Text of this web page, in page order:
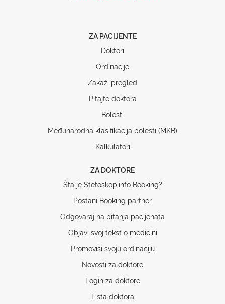
ZA PACIJENTE
Doktori
Ordinacije
Zakaži pregled
Pitajte doktora
Bolesti
Međunarodna klasifikacija bolesti (MKB)
Kalkulatori
ZA DOKTORE
Šta je Stetoskop.info Booking?
Postani Booking partner
Odgovaraj na pitanja pacijenata
Objavi svoj tekst o medicini
Promoviši svoju ordinaciju
Novosti za doktore
Login za doktore
Lista doktora